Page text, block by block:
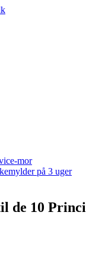
mor
på 3 uger
de 10